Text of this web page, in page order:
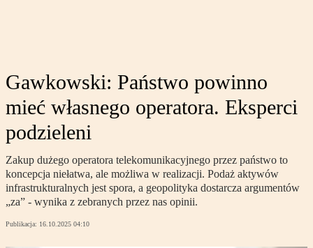
Gawkowski: Państwo powinno
mieć własnego operatora. Eksperci
podzieleni
Zakup dużego operatora telekomunikacyjnego przez państwo to
koncepcja niełatwa, ale możliwa w realizacji. Podaż aktywów
infrastrukturalnych jest spora, a geopolityka dostarcza argumentów
„za” - wynika z zebranych przez nas opinii.
Publikacja: 16.10.2025 04:10